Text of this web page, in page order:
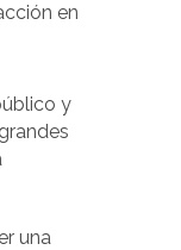
en
y
una